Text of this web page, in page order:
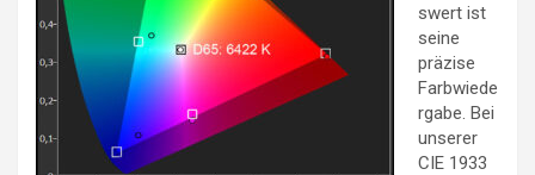
swert ist
seine
präzise
Farbwiede
rgabe. Bei
unserer
CIE 1933